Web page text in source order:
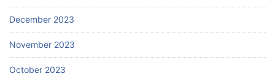
December 2023
November 2023
October 2023